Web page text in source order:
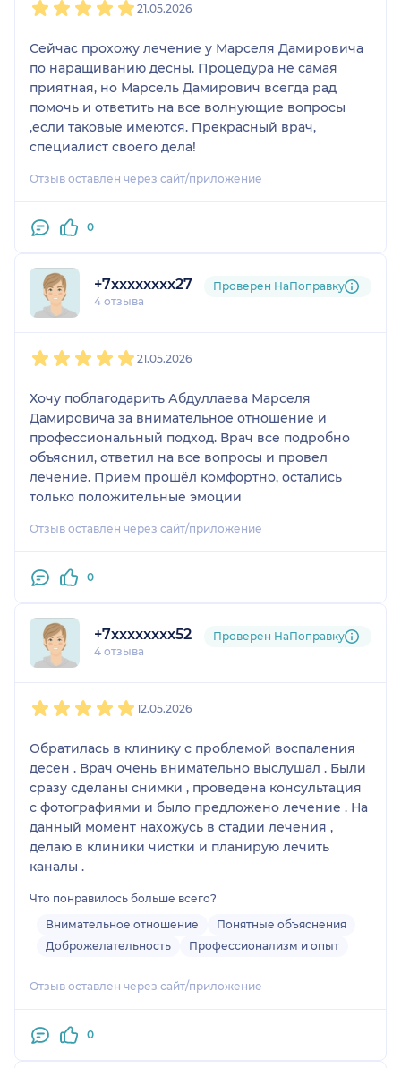
грамотный специалист
21.05.2026
Сейчас прохожу лечение у Марселя Дамировича
по наращиванию десны. Процедура не самая
приятная, но Марсель Дамирович всегда рад
помочь и ответить на все волнующие вопросы
,если таковые имеются. Прекрасный врач,
специалист своего дела!
Отзыв оставлен через сайт/приложение
0
+7xxxxxxxx27
4 отзыва
Проверен НаПоправку
21.05.2026
Хочу поблагодарить Абдуллаева Марселя
Дамировича за внимательное отношение и
профессиональный подход. Врач все подробно
объяснил, ответил на все вопросы и провел
лечение. Прием прошёл комфортно, остались
только положительные эмоции
Отзыв оставлен через сайт/приложение
0
+7xxxxxxxx52
4 отзыва
Проверен НаПоправку
12.05.2026
Обратилась в клинику с проблемой воспаления
десен . Врач очень внимательно выслушал . Были
сразу сделаны снимки , проведена консультация
с фотографиями и было предложено лечение . На
данный момент нахожусь в стадии лечения ,
делаю в клиники чистки и планирую лечить
каналы .
Что понравилось больше всего?
Внимательное отношение
Понятные объяснения
Доброжелательность
Профессионализм и опыт
Отзыв оставлен через сайт/приложение
0